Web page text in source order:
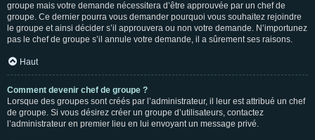
groupe mais votre demande nécessitera d’être approuvée par un chef de
groupe. Ce dernier pourra vous demander pourquoi vous souhaitez rejoindre
le groupe et ainsi décider s’il approuvera ou non votre demande. N’importunez
pas le chef de groupe s’il annule votre demande, il a sûrement ses raisons.
Haut
Comment devenir chef de groupe ?
Lorsque des groupes sont créés par l’administrateur, il leur est attribué un chef
de groupe. Si vous désirez créer un groupe d’utilisateurs, contactez
l’administrateur en premier lieu en lui envoyant un message privé.